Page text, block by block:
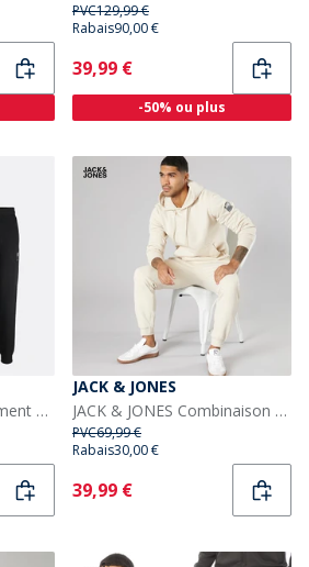
PVC129,99 €
Rabais90,00 €
Current
39,99 €
-50% ou plus
JACK & JONES Survêtement de plongée Homme Noir
JACK & JONES
JACK & JONES Combinaison de plongée Homme Moonbeam
PVC69,99 €
Rabais30,00 €
Current
39,99 €